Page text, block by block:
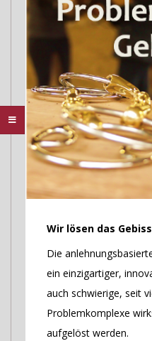
Wir lösen das
Die
ein einzigartiger,
auch schwierige, seit
Problemkomplexe
aufgelöst werden.